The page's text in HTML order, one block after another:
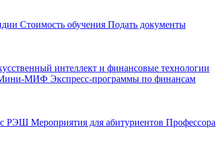
Стоимость обучения Подать документы
интеллект и финансовые технологии
Мини-МИФ Экспресс-программы по финансам
РЭШ Мероприятия для абитуриентов Профессора